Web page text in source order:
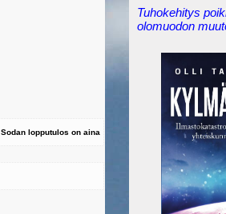
Tuhokehitys
olomuodon
Sodan lopputulos on aina